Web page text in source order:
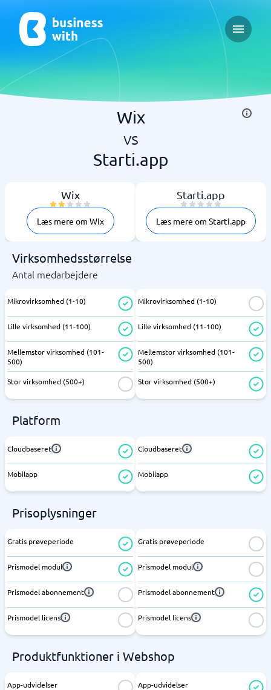
Open
Wix
vs
Starti.app
Wix
Læs mere om Wix
Starti.app
Læs mere om Starti.app
Virksomhedsstørrelse
Antal medarbejdere
Mikrovirksomhed (1-10)
Lille virksomhed (11-100)
Mellemstor virksomhed (101-
500)
Stor virksomhed (500+)
Mikrovirksomhed (1-10)
Lille virksomhed (11-100)
Mellemstor virksomhed (101-
500)
Stor virksomhed (500+)
Platform
Cloudbaseret
Mobilapp
Cloudbaseret
Mobilapp
Prisoplysninger
Gratis prøveperiode
Prismodel modul
Prismodel abonnement
Prismodel licens
Gratis prøveperiode
Prismodel modul
Prismodel abonnement
Prismodel licens
Produktfunktioner i Webshop
App-udvidelser App-udvidelser